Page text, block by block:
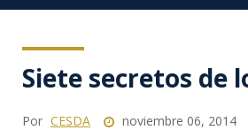
Siete secretos de
Por CESDA noviembre 06, 2014